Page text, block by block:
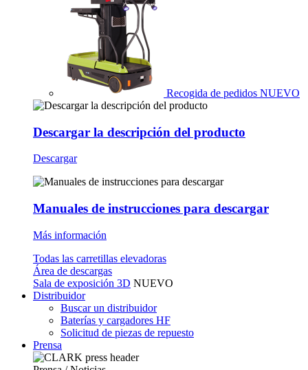
Recogida de pedidos NUEVO
Descargar la descripción del producto
Descargar
Manuales de instrucciones para descargar
Más información
Todas las carretillas elevadoras
Área de descargas
Sala de exposición 3D NUEVO
Distribuidor
Buscar un distribuidor
Baterías y cargadores HF
Solicitud de piezas de repuesto
Prensa